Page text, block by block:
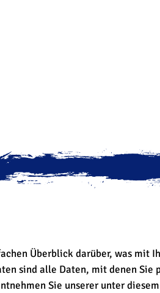
Überblick darüber, was mit
sind alle Daten, mit denen
Sie unserer unter